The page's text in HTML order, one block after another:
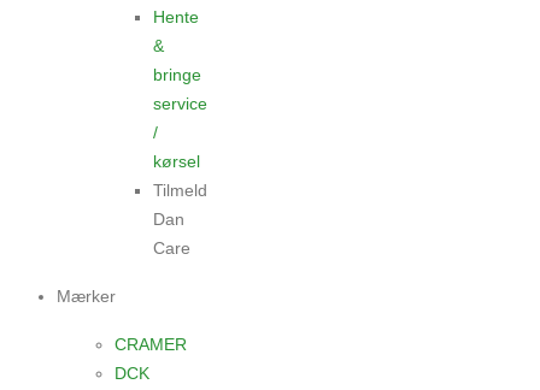
Hente
&
bringe
service
/
kørsel
Tilmeld
Dan
Care
Mærker
CRAMER
DCK